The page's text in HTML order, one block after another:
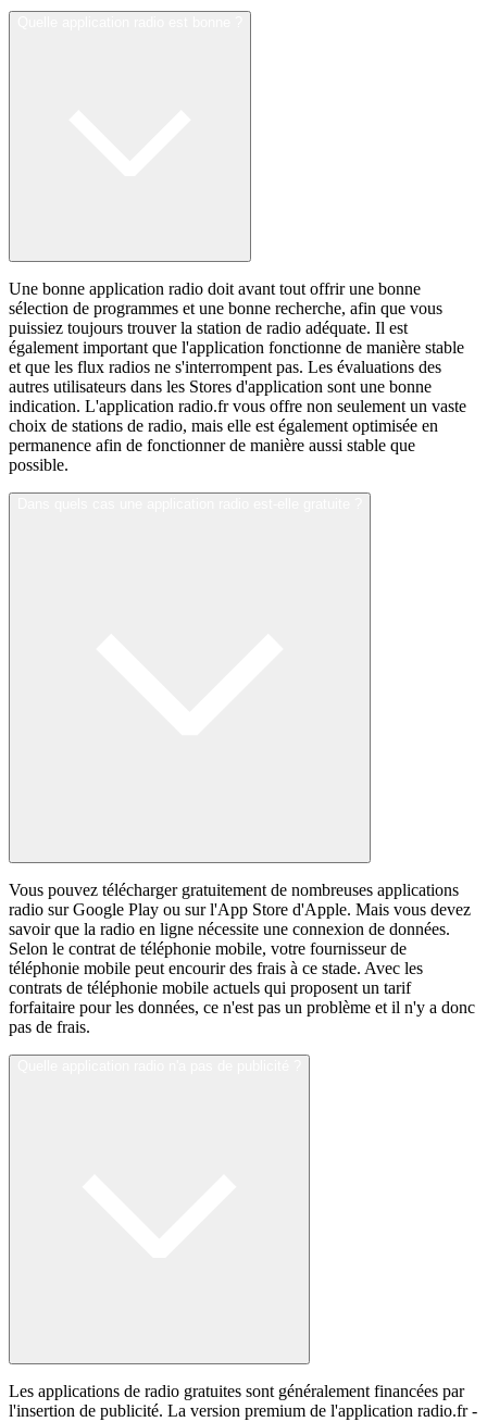
Une bonne application radio doit avant tout offrir une bonne
sélection de programmes et une bonne recherche, afin que vous
puissiez toujours trouver la station de radio adéquate. Il est
également important que l'application fonctionne de manière stable
et que les flux radios ne s'interrompent pas. Les évaluations des
autres utilisateurs dans les Stores d'application sont une bonne
indication. L'application radio.fr vous offre non seulement un vaste
choix de stations de radio, mais elle est également optimisée en
permanence afin de fonctionner de manière aussi stable que
possible.
Vous pouvez télécharger gratuitement de nombreuses applications
radio sur Google Play ou sur l'App Store d'Apple. Mais vous devez
savoir que la radio en ligne nécessite une connexion de données.
Selon le contrat de téléphonie mobile, votre fournisseur de
téléphonie mobile peut encourir des frais à ce stade. Avec les
contrats de téléphonie mobile actuels qui proposent un tarif
forfaitaire pour les données, ce n'est pas un problème et il n'y a donc
pas de frais.
Les applications de radio gratuites sont généralement financées par
l'insertion de publicité. La version premium de l'application radio.fr -